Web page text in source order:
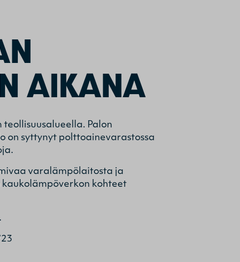
AIKANA
Palon
on syttynyt polttoainevarastossa
varalämpölaitosta ja
kaukolämpöverkon kohteet